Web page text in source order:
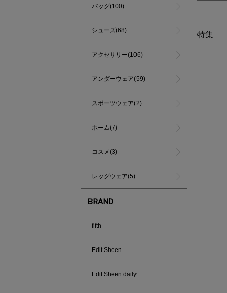
バッグ(100)
シューズ(68)
アクセサリー(106)
アンダーウェア(59)
スポーツウェア(2)
ホーム(7)
コスメ(3)
レッグウェア(5)
BRAND
fifth
Edit Sheen
Edit Sheen daily
特集